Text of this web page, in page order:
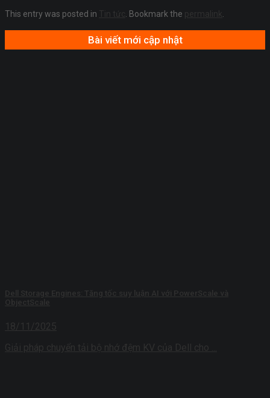
This entry was posted in Tin tức . Bookmark the permalink
Bài viết mới cập nhật
Dell Storage Engines: Tăng tốc suy luận AI với PowerScale và
ObjectScale
18/11/2025
Giải pháp chuyển tải bộ nhớ đệm KV của Dell cho ...